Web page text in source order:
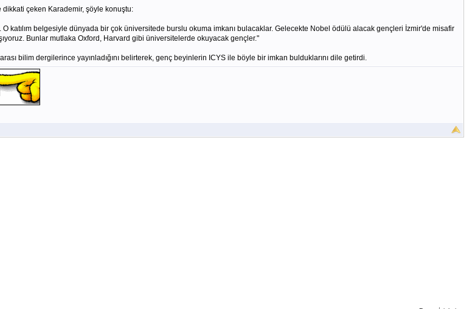
çeken Karademir, şöyle konuştu:
katılım belgesiyle dünyada bir çok üniversitede burslu okuma imkanı bulacaklar. Gelecekte Nobel ödülü alacak gençleri İzmir'de misafir
Bunlar mutlaka Oxford, Harvard gibi üniversitelerde okuyacak gençler."
bilim dergilerince yayınladığını belirterek, genç beyinlerin ICYS ile böyle bir imkan bulduklarını dile getirdi.